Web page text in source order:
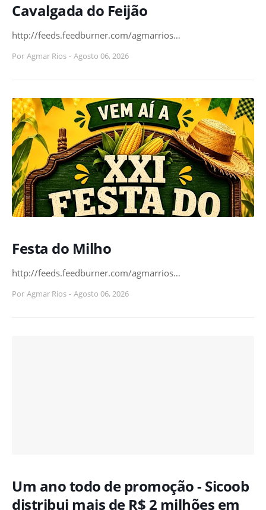
Cavalgada do Feijão
http://feeds.feedburner.com/agmarrios…
Por Agmar Rios - Agosto 06, 2026
Festa do Milho
http://feeds.feedburner.com/agmarrios…
Por Agmar Rios - Agosto 06, 2026
Um ano todo de promoção - Sicoob
distribui mais de R$ 2 milhões em